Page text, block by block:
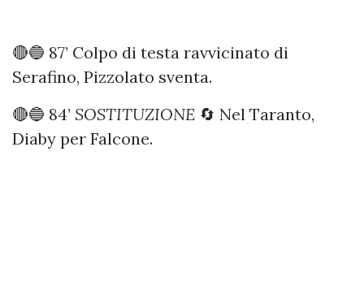
🔴🔵 87’ Colpo di testa ravvicinato di
Serafino, Pizzolato sventa.
🔴🔵 84’ SOSTITUZIONE 🔄 Nel Taranto,
Diaby per Falcone.